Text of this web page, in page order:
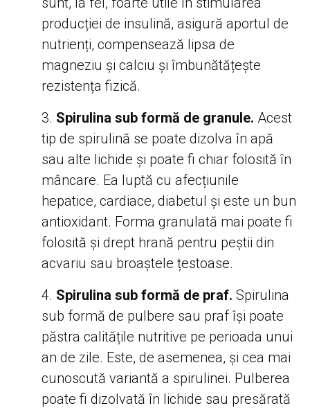
producției de insulină, asigură aportul de
nutrienți, compensează lipsa de
magneziu și calciu și îmbunătățește
rezistența fizică.
Spirulina sub formă de granule. Acest
tip de spirulină se poate dizolva în apă
sau alte lichide și poate fi chiar folosită în
mâncare. Ea luptă cu afecțiunile
hepatice, cardiace, diabetul și este un bun
antioxidant. Forma granulată mai poate fi
folosită și drept hrană pentru peștii din
acvariu sau broaștele țestoase.
Spirulina sub formă de praf. Spirulina
sub formă de pulbere sau praf își poate
păstra calitățile nutritive pe perioada unui
an de zile. Este, de asemenea, și cea mai
cunoscută variantă a spirulinei. Pulberea
poate fi dizolvată în lichide sau presărată